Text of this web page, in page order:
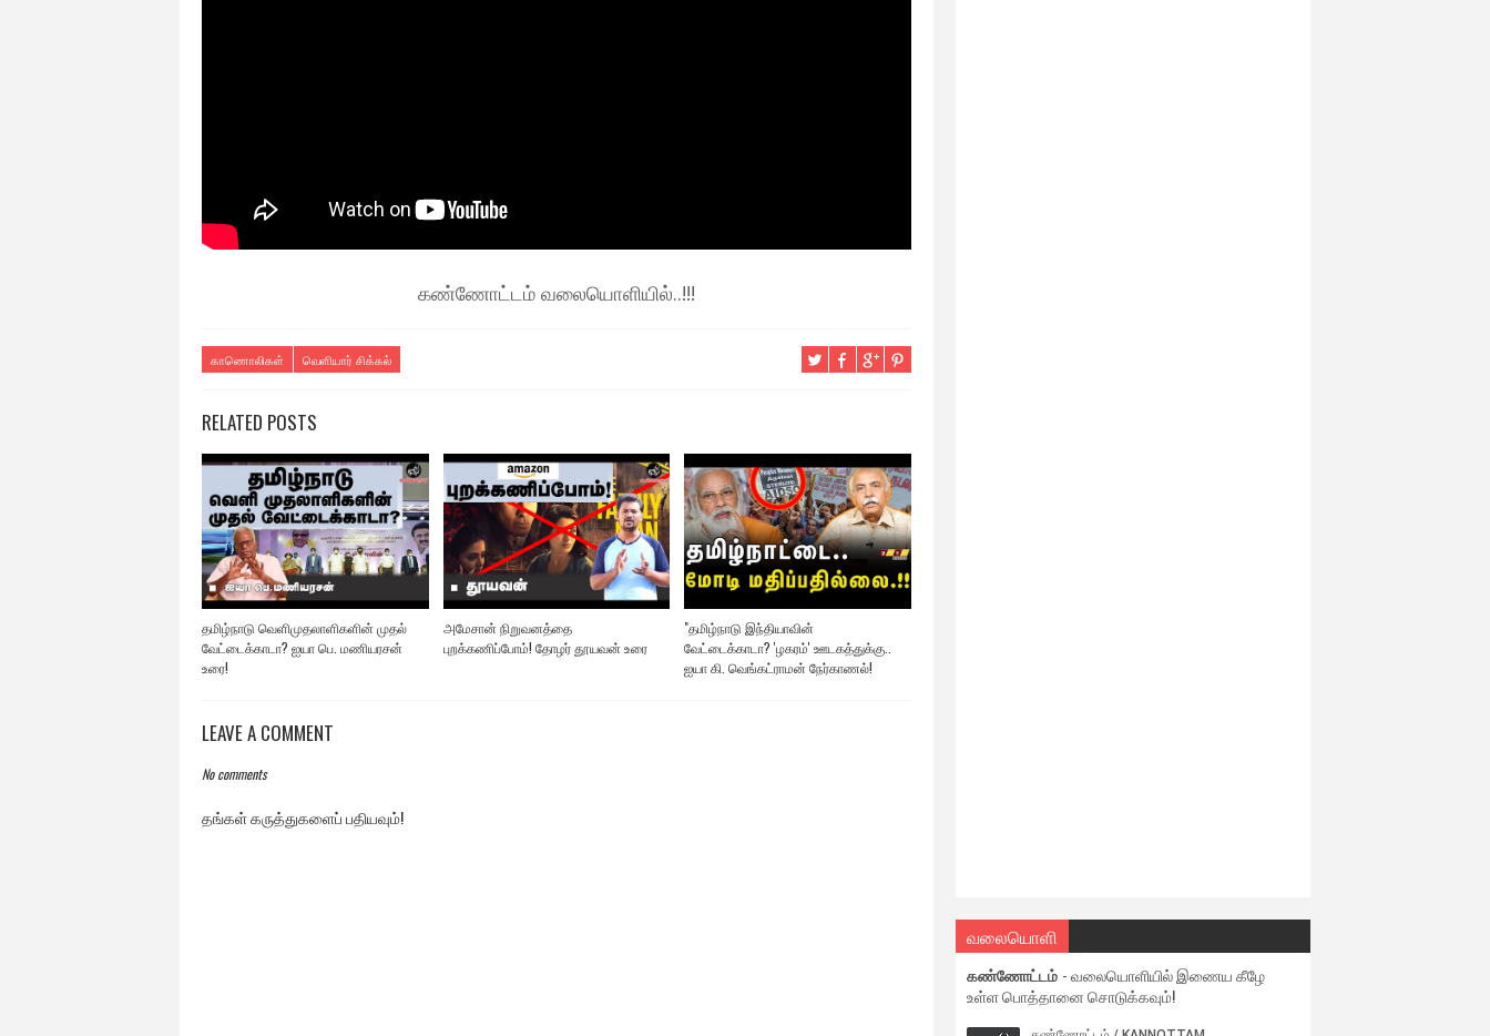
கண்ணோட்டம் வலையொளியில்..!!!
காணொலிகள் வெளியார் சிக்கல்
RELATED POSTS
தமிழ்நாடு வெளிமுதலாளிகளின் முதல்
வேட்டைக்காடா? ஐயா பெ. மணியரசன்
உரை!
அமேசான் நிறுவனத்தை
புறக்கணிப்போம்! தோழர் தூயவன் உரை
"தமிழ்நாடு இந்தியாவின்
வேட்டைக்காடா? 'ழகரம்' ஊடகத்துக்கு..
ஐயா கி. வெங்கட்ராமன் நேர்காணல்!
LEAVE A COMMENT
No comments
தங்கள் கருத்துகளைப் பதியவும்!
வலையொளி
கண்ணோட்டம் - வலையொளியில் இணைய கீழே
உள்ள பொத்தானை சொடுக்கவும்!